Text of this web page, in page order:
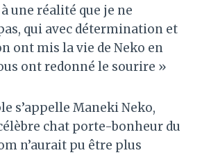
une réalité que je ne
qui avec détermination et
ont mis la vie de Neko en
ont redonné le sourire »
s’appelle Maneki Neko,
chat porte-bonheur du
n’aurait pu être plus